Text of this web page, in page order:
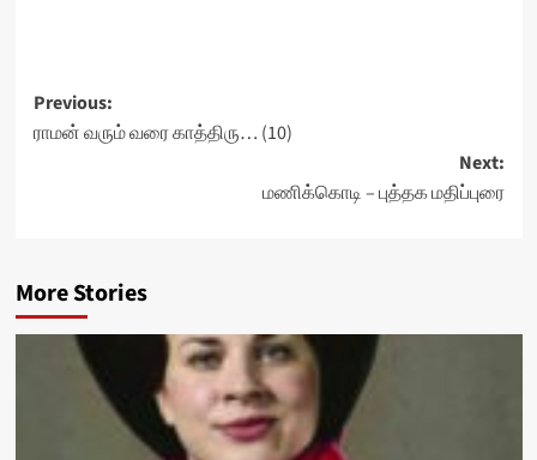
Post
navigation
Previous:
ராமன் வரும் வ​ரை காத்திரு… (10)
Next:
மணிக்கொடி – புத்தக மதிப்புரை
More Stories